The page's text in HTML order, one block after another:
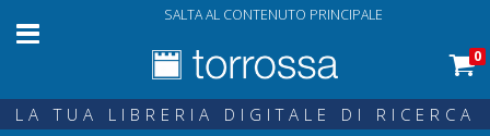
SALTA AL CONTENUTO PRINCIPALE
0
LA TUA LIBRERIA DIGITALE DI RICERCA